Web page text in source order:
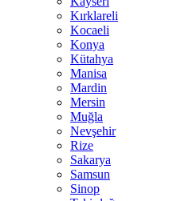
Kırklareli
Kocaeli
Konya
Kütahya
Manisa
Mardin
Mersin
Muğla
Nevşehir
Rize
Sakarya
Samsun
Sinop